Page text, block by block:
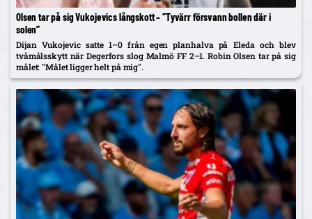
Olsen tar på sig Vukojevics långskott – ”Tyvärr försvann bollen där i
solen”
Dijan Vukojevic satte 1–0 från egen planhalva på Eleda och blev
tvåmålsskytt när Degerfors slog Malmö FF 2–1. Robin Olsen tar på sig
målet: "Målet ligger helt på mig".